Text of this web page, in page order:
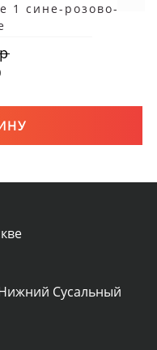
1 сине-розово-
Сусальный